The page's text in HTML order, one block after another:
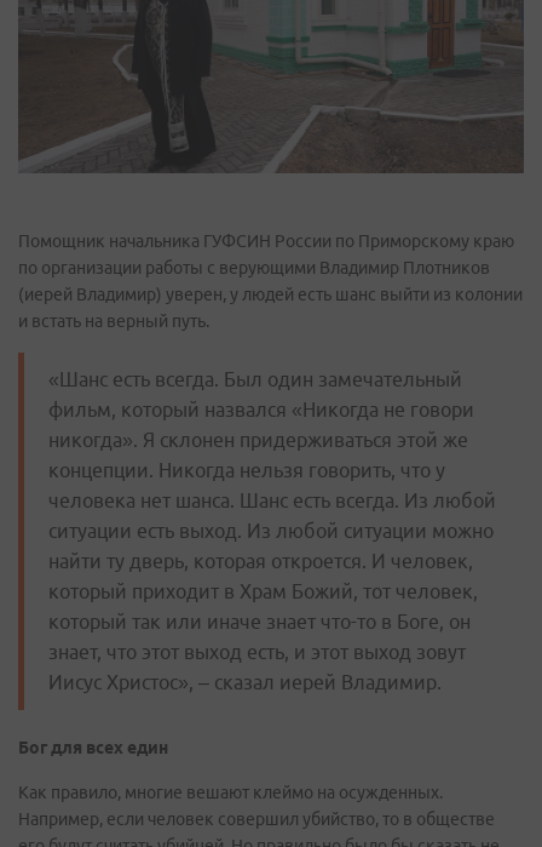
Помощник начальника ГУФСИН России по Приморскому краю
по организации работы с верующими Владимир Плотников
(иерей Владимир) уверен, у людей есть шанс выйти из колонии
и встать на верный путь.
«Шанс есть всегда. Был один замечательный
фильм, который назвался «Никогда не говори
никогда». Я склонен придерживаться этой же
концепции. Никогда нельзя говорить, что у
человека нет шанса. Шанс есть всегда. Из любой
ситуации есть выход. Из любой ситуации можно
найти ту дверь, которая откроется. И человек,
который приходит в Храм Божий, тот человек,
который так или иначе знает что-то в Боге, он
знает, что этот выход есть, и этот выход зовут
Иисус Христос», – сказал иерей Владимир.
Бог для всех един
Как правило, многие вешают клеймо на осужденных.
Например, если человек совершил убийство, то в обществе